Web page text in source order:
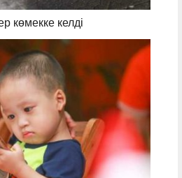
көмекке келді